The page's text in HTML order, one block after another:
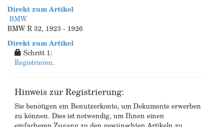
Direkt zum Artikel
BMW
BMW R 32, 1923 - 1926
Direkt zum Artikel
Schritt 1:
Registrieren.
Hinweis zur Registrierung:
Sie benötigen ein Benutzerkonto, um Dokumente erwerben
zu können. Dies ist notwendig, um Ihnen einen